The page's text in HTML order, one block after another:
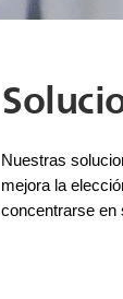
Nuestras
mejora la
concentrarse en